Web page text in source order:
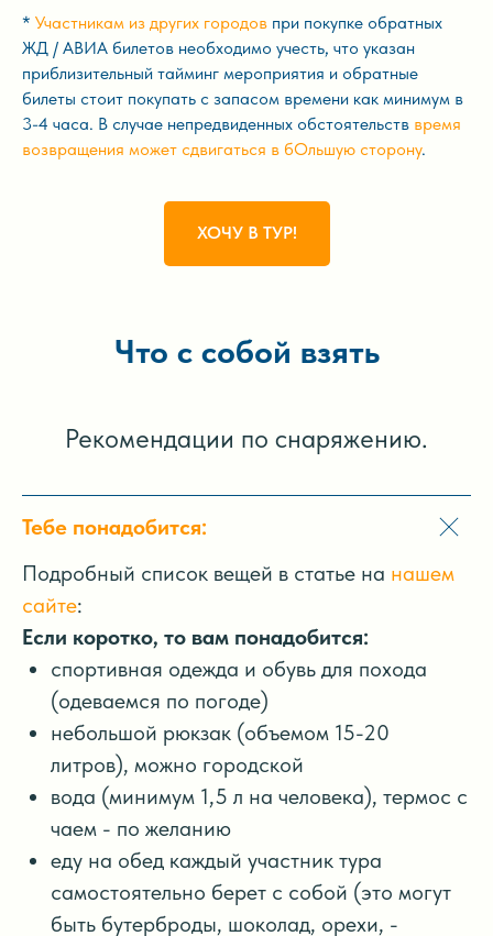
* Участникам из других городов при покупке обратных
ЖД / АВИА билетов необходимо учесть, что указан
приблизительный тайминг мероприятия и обратные
билеты стоит покупать с запасом времени как минимум в
3-4 часа. В случае непредвиденных обстоятельств время
возвращения может сдвигаться в бОльшую сторону.
ХОЧУ В ТУР!
Что с собой взять
Рекомендации по снаряжению.
Тебе понадобится:
Подробный список вещей в статье на нашем
сайте:
Если коротко, то вам понадобится:
спортивная одежда и обувь для похода
(одеваемся по погоде)
небольшой рюкзак (объемом 15-20
литров), можно городской
вода (минимум 1,5 л на человека), термос с
чаем - по желанию
еду на обед каждый участник тура
самостоятельно берет с собой (это могут
быть бутерброды, шоколад, орехи, -